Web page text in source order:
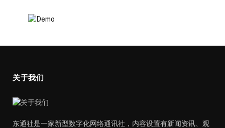
关于我们
东通社是一家新型数字化网络通讯社，内容设置有新闻资讯、观